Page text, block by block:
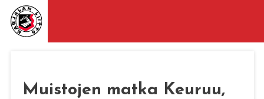
Muistojen matka Keuruu,